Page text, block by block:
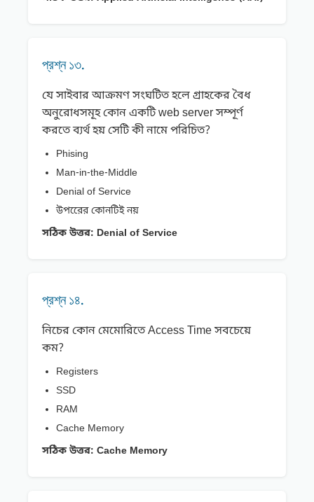
প্রশ্ন ১৩.
যে সাইবার আক্রমণ সংঘটিত হলে গ্রাহকের বৈধ
অনুরোধসমূহ কোন একটি web server সম্পূর্ণ
করতে ব্যর্থ হয় সেটি কী নামে পরিচিত?
Phising
Man-in-the-Middle
Denial of Service
উপরেের কোনটিই নয়
সঠিক উত্তর: Denial of Service
প্রশ্ন ১৪.
নিচের কোন মেমোরিতে Access Time সবচেয়ে
কম?
Registers
SSD
RAM
Cache Memory
সঠিক উত্তর: Cache Memory